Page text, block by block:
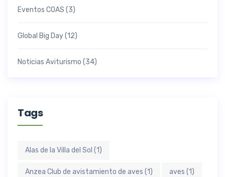
Eventos COAS (3)
Global Big Day(12)
Noticias Aviturismo (34)
Tags
Alas de la Villa del Sol (1)
Anzea Club de avistamiento de aves (1) aves (1)